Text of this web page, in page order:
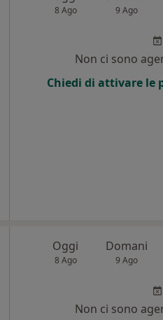
8 Ago 9 Ago
Non ci sono
Chiedi di attivare le
Oggi
8 Ago
Domani
9 Ago
Non ci sono